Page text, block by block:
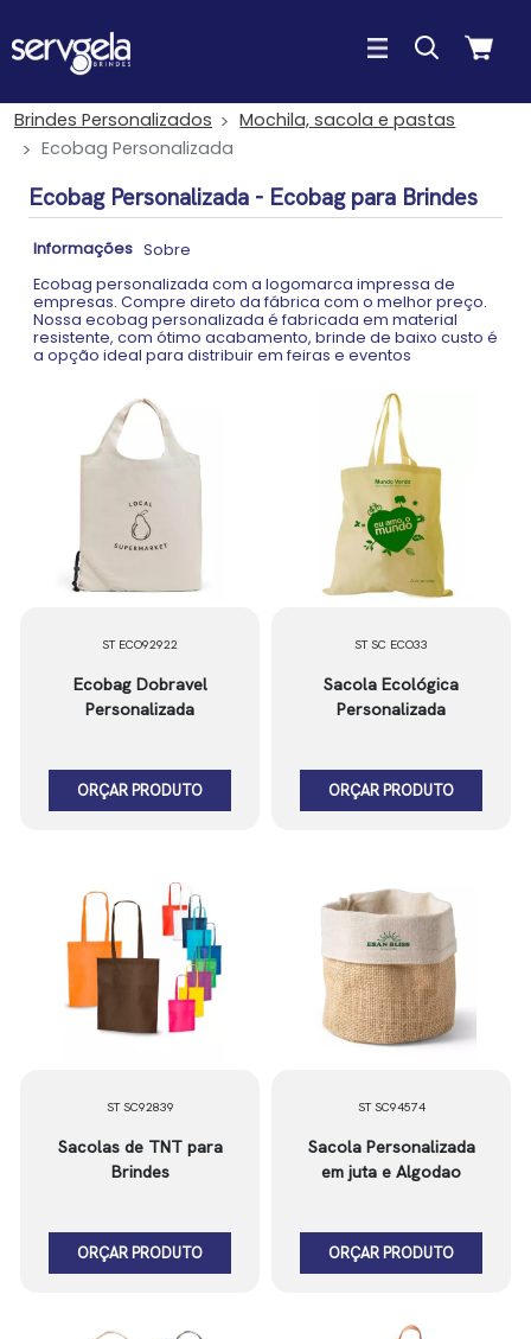
Brindes Personalizados
Mochila, sacola e pastas
Ecobag Personalizada
Ecobag Personalizada - Ecobag para Brindes
Informações Sobre
Ecobag personalizada com a logomarca impressa de
empresas. Compre direto da fábrica com o melhor preço.
Nossa ecobag personalizada é fabricada em material
resistente, com ótimo acabamento, brinde de baixo custo é
a opção ideal para distribuir em feiras e eventos
ST ECO92922
Ecobag Dobravel
Personalizada
ORÇAR PRODUTO
ST SC ECO33
Sacola Ecológica
Personalizada
ORÇAR PRODUTO
ST SC92839
Sacolas de TNT para
Brindes
ORÇAR PRODUTO
ST SC94574
Sacola Personalizada
em juta e Algodao
ORÇAR PRODUTO